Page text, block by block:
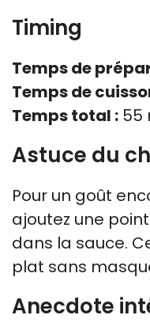
Timing
Temps de
Temps de
Temps total : 55
Astuce du
Pour un goût
ajoutez une
dans la sauce.
plat sans
Anecdote